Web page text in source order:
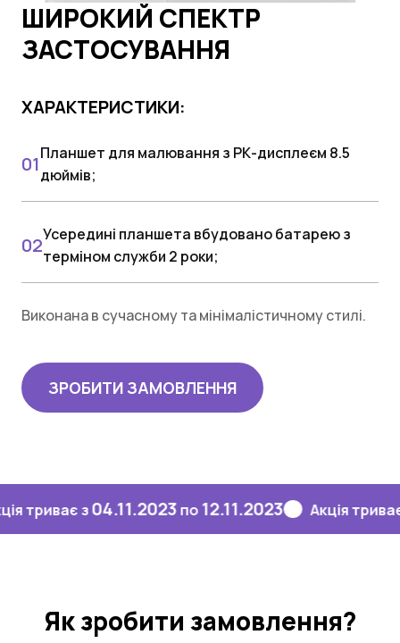
ШИРОКИЙ СПЕКТР
ЗАСТОСУВАННЯ
ХАРАКТЕРИСТИКИ:
Планшет для малювання з РК-дисплеєм 8.5
дюймів;
Усередині планшета вбудовано батарею з
терміном служби 2 роки;
Виконана в сучасному та мінімалістичному стилі.
ЗРОБИТИ ЗАМОВЛЕННЯ
з04.11.2023по12.11.2023 Акція триває з
Як зробити замовлення?